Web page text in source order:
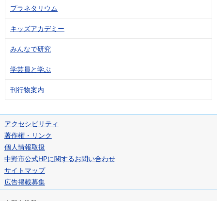
プラネタリウム
キッズアカデミー
みんなで研究
学芸員と学ぶ
刊行物案内
アクセシビリティ
著作権・リンク
個人情報取扱
中野市公式HPに関するお問い合わせ
サイトマップ
広告掲載募集